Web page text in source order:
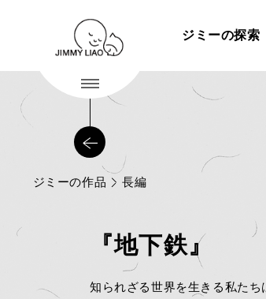
ジミーの探索
ジミーの作品 長編
『地下鉄』
知られざる世界を生きる私た